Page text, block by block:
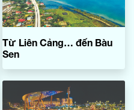
Từ Liên Cảng… đến Bàu
Sen